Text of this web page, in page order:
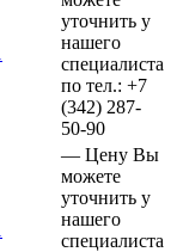
уточнить у
нашего
специалиста
по тел.: +7
(342) 287-
50-90
— Цену Вы
можете
уточнить у
нашего
специалиста